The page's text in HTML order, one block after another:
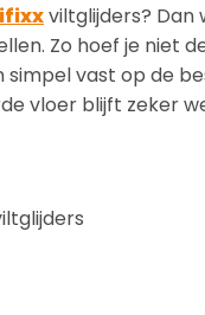
viltglijders? Dan
Zo hoef je niet
vast op de
vloer blijft zeker